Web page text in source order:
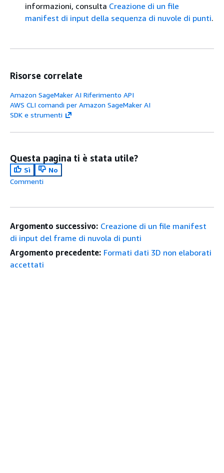
informazioni, consulta Creazione di un file
manifest di input della sequenza di nuvole di punti.
Risorse correlate
Amazon SageMaker AI Riferimento API
AWS CLI comandi per Amazon SageMaker AI
SDK e strumenti
Questa pagina ti è stata utile?
Sì
No
Commenti
Argomento successivo: Creazione di un file manifest
di input del frame di nuvola di punti
Argomento precedente: Formati dati 3D non elaborati
accettati